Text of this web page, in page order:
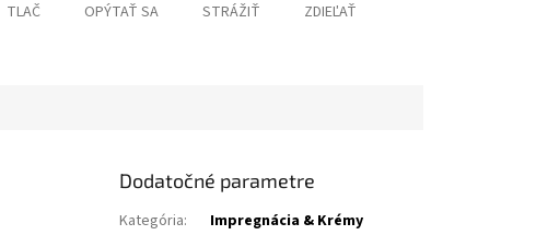
TLAČ OPÝTAŤ SA STRÁŽIŤ ZDIEĽAŤ
Dodatočné parametre
Kategória:
Impregnácia & Krémy